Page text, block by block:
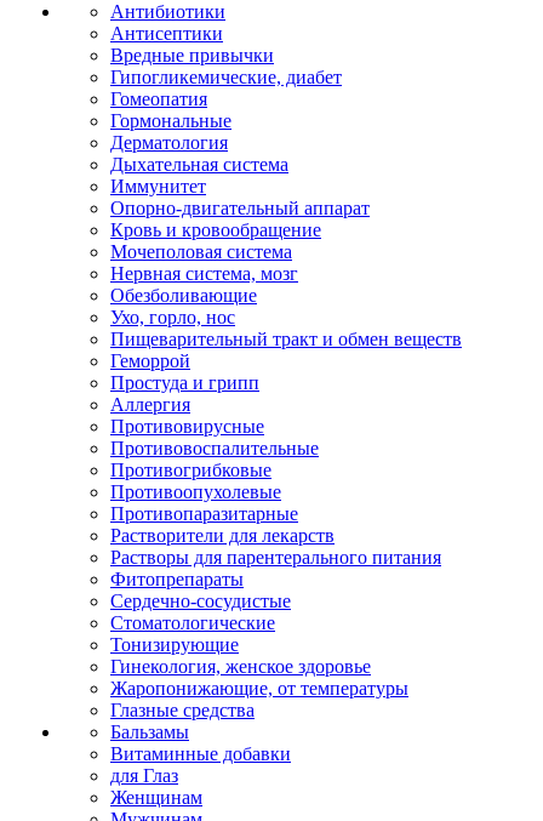
Антибиотики
Антисептики
Вредные привычки
Гипогликемические, диабет
Гомеопатия
Гормональные
Дерматология
Дыхательная система
Иммунитет
Опорно-двигательный аппарат
Кровь и кровообращение
Мочеполовая система
Нервная система, мозг
Обезболивающие
Ухо, горло, нос
Пищеварительный тракт и обмен веществ
Геморрой
Простуда и грипп
Аллергия
Противовирусные
Противовоспалительные
Противогрибковые
Противоопухолевые
Противопаразитарные
Растворители для лекарств
Растворы для парентерального питания
Фитопрепараты
Сердечно-сосудистые
Стоматологические
Тонизирующие
Гинекология, женское здоровье
Жаропонижающие, от температуры
Глазные средства
Бальзамы
Витаминные добавки
для Глаз
Женщинам